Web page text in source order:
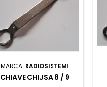
MARCA: RADIOSISTEMI
CHIAVE CHIUSA 8 / 9